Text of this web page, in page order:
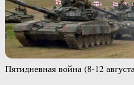
Пятидневная война (8-12